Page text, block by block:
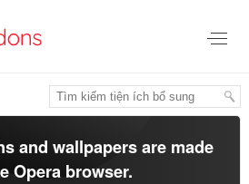
and wallpapers are made
Opera browser.